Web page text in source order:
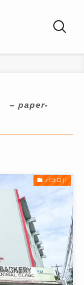
– paper-
バコロド